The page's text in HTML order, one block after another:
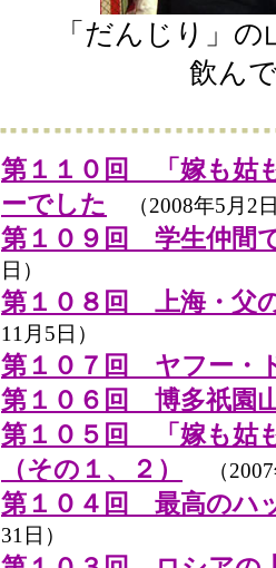
「だんじり」
飲ん
第１１０回 「嫁も姑
ーでした
（2008年5月2
第１０９回 学生仲間
日）
第１０８回 上海・父
11月5日）
第１０７回 ヤフー・
第１０６回 博多祇園
第１０５回 「嫁も姑
（その１、２）
（
第１０４回 最高のハ
31日）